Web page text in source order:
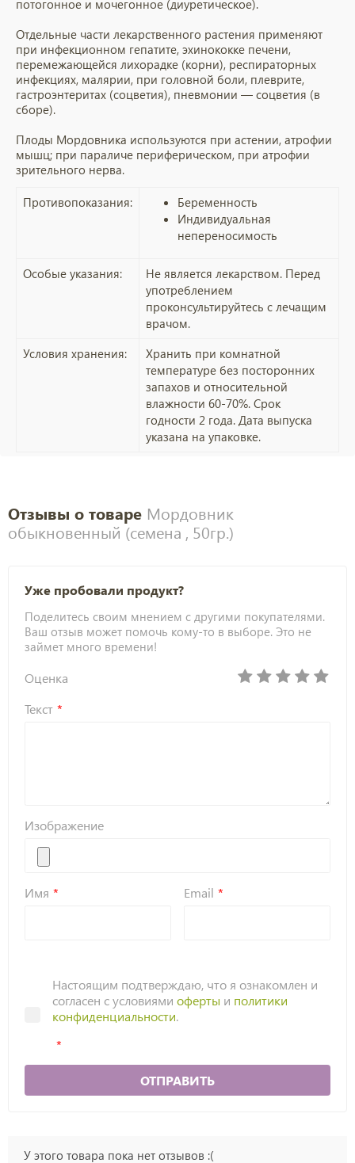
потогонное и мочегонное (диуретическое).
Отдельные части лекарственного растения применяют
при инфекционном гепатите, эхинококке печени,
перемежающейся лихорадке (корни), респираторных
инфекциях, малярии, при головной боли, плеврите,
гастроэнтеритах (соцветия), пневмонии — соцветия (в
сборе).
Плоды Мордовника используются при астении, атрофии
мышц; при параличе периферическом, при атрофии
зрительного нерва.
Противопоказания:
Беременность
Индивидуальная
непереносимость
Особые указания:
Не является лекарством. Перед
употреблением
проконсультируйтесь с лечащим
врачом.
Условия хранения:
Хранить при комнатной
температуре без посторонних
запахов и относительной
влажности 60-70%. Срок
годности 2 года. Дата выпуска
указана на упаковке.
Отзывы о товаре Мордовник
обыкновенный (семена , 50гр.)
Уже пробовали продукт?
Поделитесь своим мнением с другими покупателями.
Ваш отзыв может помочь кому-то в выборе. Это не
займет много времени!
Оценка
Текст
Изображение
Имя Email
Настоящим подтверждаю, что я ознакомлен и
согласен с условиями оферты и политики
конфиденциальности.
ОТПРАВИТЬ
У этого товара пока нет отзывов :(